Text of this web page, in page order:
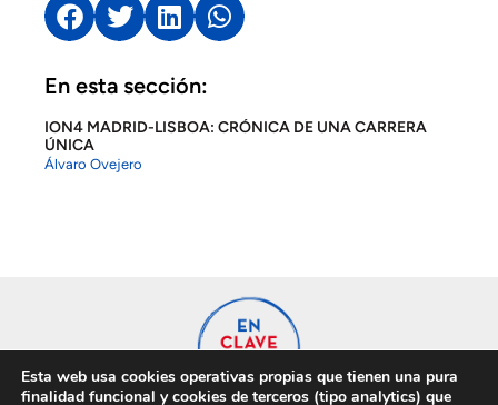
En esta sección:
ION4 MADRID-LISBOA: CRÓNICA DE UNA CARRERA
ÚNICA
Álvaro Ovejero
Esta web usa cookies operativas propias que tienen una pura
finalidad funcional y cookies de terceros (tipo analytics) que